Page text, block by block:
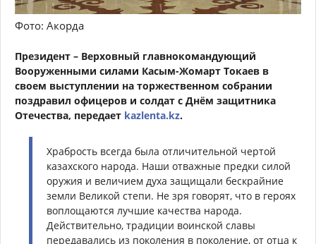
Фото: Акорда
Президент – Верховный главнокомандующий
Вооруженными силами Касым-Жомарт Токаев в
своем выступлении на торжественном собрании
поздравил офицеров и солдат с Днём защитника
Отечества, передает kazlenta.kz.
Храбрость всегда была отличительной чертой
казахского народа. Наши отважные предки силой
оружия и величием духа защищали бескрайние
земли Великой степи. Не зря говорят, что в героях
воплощаются лучшие качества народа.
Действительно, традиции воинской славы
передавались из поколения в поколение, от отца к